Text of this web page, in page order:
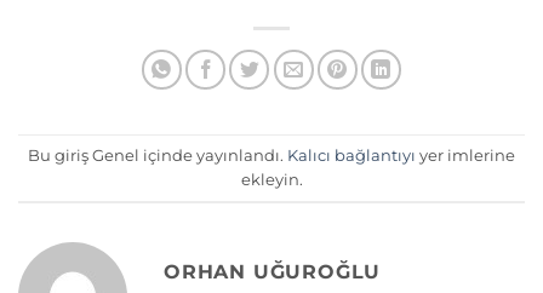
Bu giriş Genel içinde yayınlandı. Kalıcı bağlantıyı yer imlerine
ekleyin.
ORHAN UĞUROĞLU